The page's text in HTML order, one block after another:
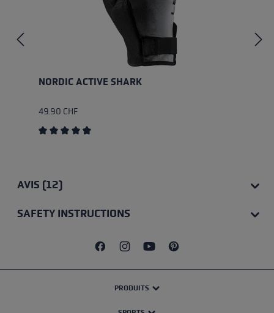
NORDIC ACTIVE SHARK
49.90 CHF
AVIS (12)
SAFETY INSTRUCTIONS
PRODUITS